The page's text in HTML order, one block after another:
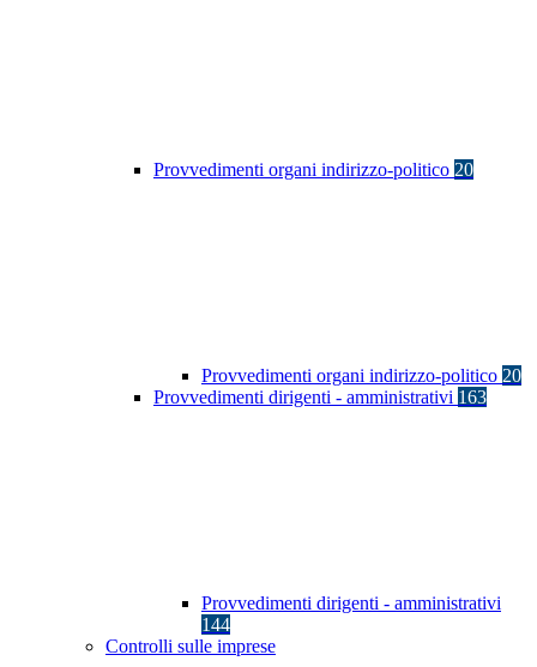
Provvedimenti organi indirizzo-politico 20
Provvedimenti organi indirizzo-politico 20
Provvedimenti dirigenti - amministrativi 163
Provvedimenti dirigenti - amministrativi
144
Controlli sulle imprese